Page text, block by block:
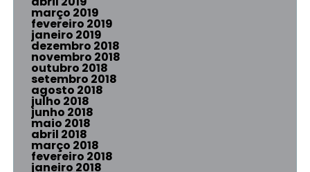
março 2019
fevereiro 2019
janeiro 2019
dezembro 2018
novembro 2018
outubro 2018
setembro 2018
agosto 2018
julho 2018
junho 2018
maio 2018
abril 2018
março 2018
fevereiro 2018
janeiro 2018